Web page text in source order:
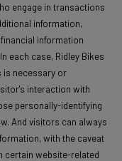
engage in transactions
information,
information
each case, Ridley Bikes
is necessary or
interaction with
personally-identifying
And visitors can always
with the caveat
certain website-related